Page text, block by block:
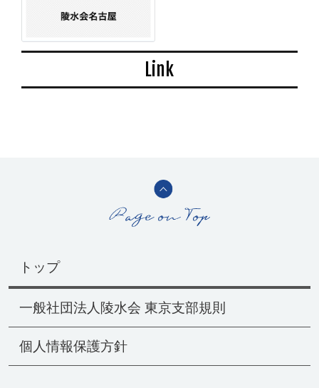
Link
トップ
一般社団法人陵水会 東京支部規則
個人情報保護方針